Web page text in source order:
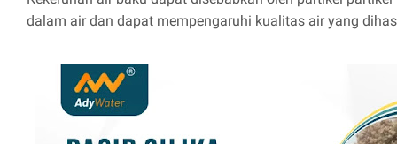
dalam air dan dapat mempengaruhi kualitas air yang